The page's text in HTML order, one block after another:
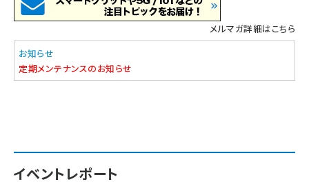
メルマガ詳細はこちら
お知らせ
定期メンテナンスのお知らせ
イベントレポート